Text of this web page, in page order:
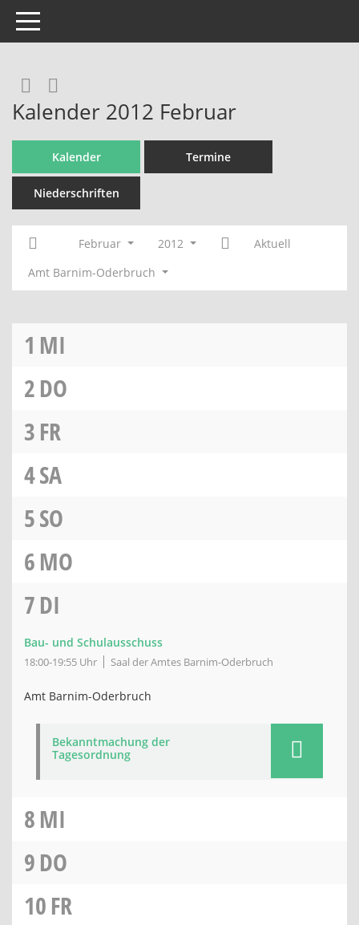
Toggle navigation
Rechercheauswahl
Kalender 2012 Februar
Kalender Termine
Niederschriften
Februar 2012
Aktuell
Amt Barnim-Oderbruch
1 MI
2DO
3FR
4SA
5SO
6MO
7DI
Bau- und Schulausschuss
18:00-19:55 Uhr Saal der Amtes Barnim-Oderbruch
Amt Barnim-Oderbruch
Bekanntmachung der
Tagesordnung
8MI
9DO
10FR